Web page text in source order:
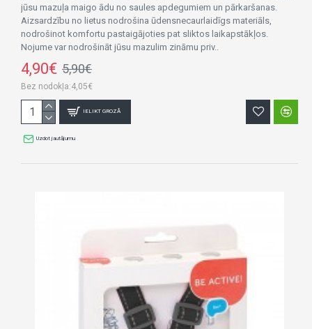
jūsu mazuļa maigo ādu no saules apdegumiem un pārkaršanas.
Aizsardzību no lietus nodrošina ūdensnecaurlaidīgs materiāls,
nodrošinot komfortu pastaigājoties pat sliktos laikapstākļos.
Nojume var nodrošināt jūsu mazulim zināmu priv..
4,90€ 5,90€
Bez nodokļa:4,05€
IELIKT GROZĀ
Uzdot jautājumu